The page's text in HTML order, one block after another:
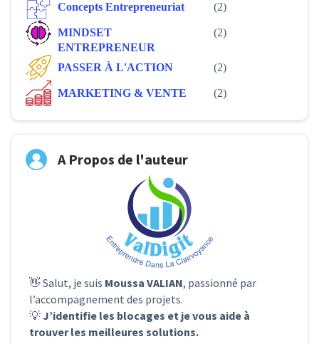
Concepts Entrepreneuriat (2)
MINDSET
ENTREPRENEUR
(2)
PASSER À L'ACTION (2)
MARKETING & VENTE (2)
A Propos de l'auteur
👋 Salut, je suis Moussa VALIAN, passionné par
l’accompagnement des projets.
💡 J’identifie les blocages et je vous aide à
trouver les meilleures solutions.